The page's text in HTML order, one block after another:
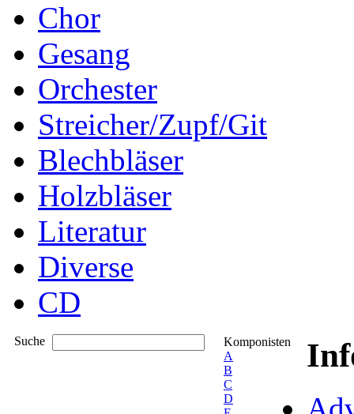
Chor
Gesang
Orchester
Streicher/Zupf/Git
Blechbläser
Holzbläser
Literatur
Diverse
CD
Suche
Komponisten
A
B
C
D